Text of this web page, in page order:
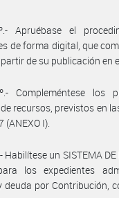
Apruébase el
de forma digital, que
de su publicación en
Compleméntese
recursos, previstos en
(ANEXO I).
Habilítese un SISTEMA
para los expedientes
deuda por Contribución,